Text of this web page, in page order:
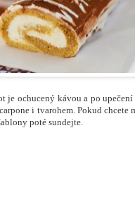
ochucený kávou a po
i tvarohem. Pokud chcete
poté sundejte.